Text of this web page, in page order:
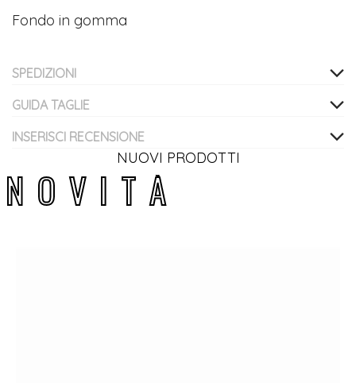
Fondo in gomma
SPEDIZIONI
GUIDA TAGLIE
INSERISCI RECENSIONE
NUOVI PRODOTTI
N OV ITÀ